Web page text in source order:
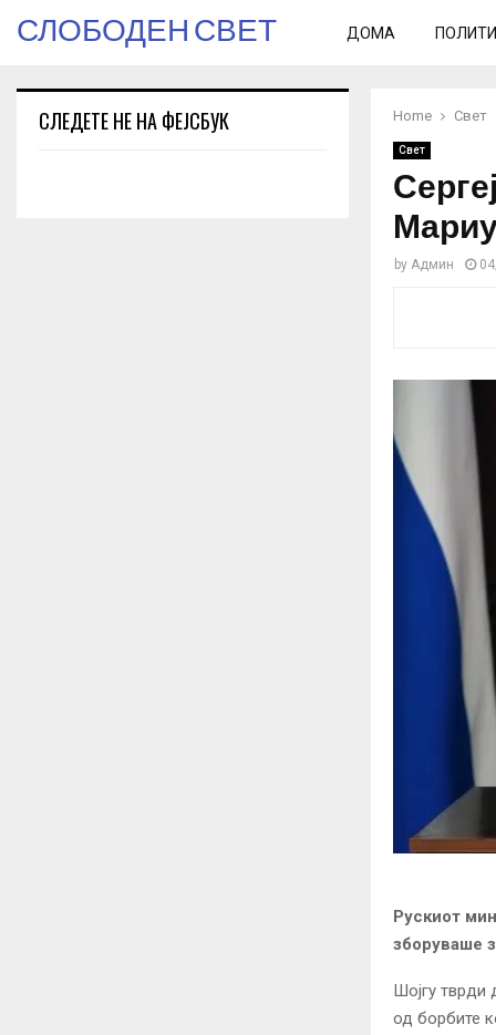
СЛОБОДЕН СВЕТ ДОМА
Home Свет
Свет
by Админ
Рускиот
зборуваше
Шојгу тврди
од борбите
СЛЕДЕТЕ НЕ НА ФЕЈСБУК